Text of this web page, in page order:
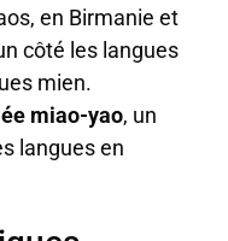
en Birmanie et
côté les langues
mien.
miao-yao, un
langues en